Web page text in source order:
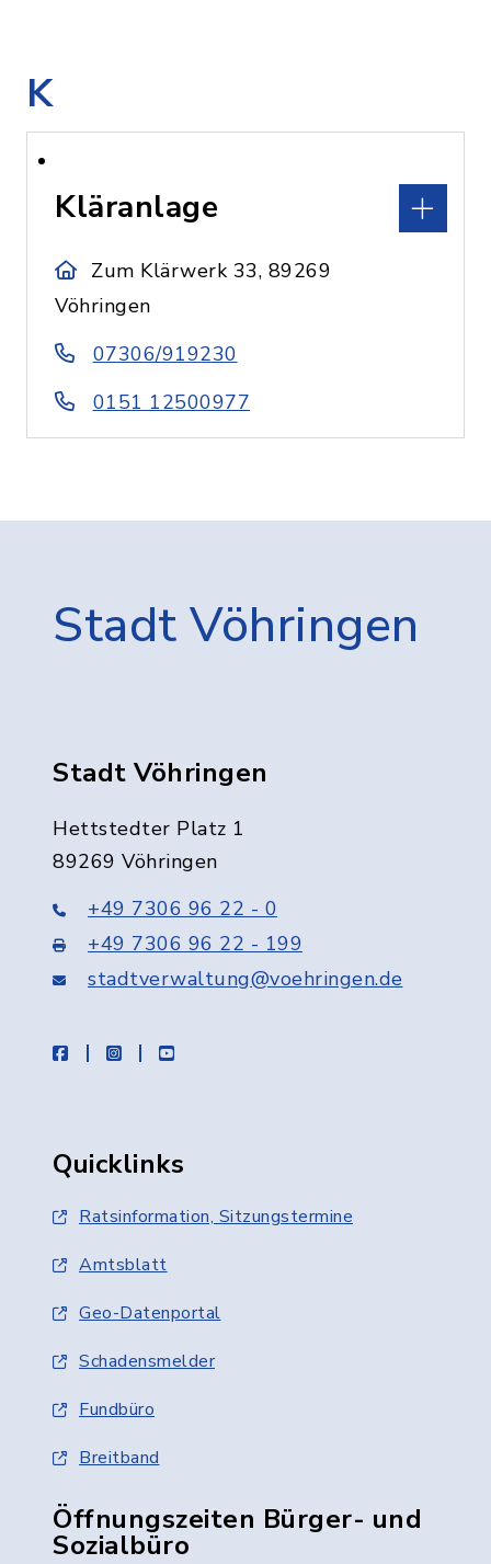
K
Kläranlage
Zum Klärwerk 33, 89269
Vöhringen
07306/919230
0151 12500977
Stadt Vöhringen
Stadt Vöhringen
Hettstedter Platz 1
89269 Vöhringen
+49 7306 96 22 - 0
+49 7306 96 22 - 199
stadtverwaltung@voehringen.de
facebookinstagramyoutube
Quicklinks
Ratsinformation, Sitzungstermine
Amtsblatt
Geo-Datenportal
Schadensmelder
Fundbüro
Breitband
Öffnungszeiten Bürger- und
Sozialbüro